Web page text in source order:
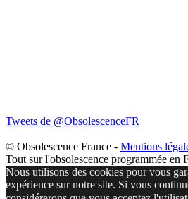
Tweets de @ObsolescenceFR
© Obsolescence France - Mentions
Tout sur l'obsolescence programmée en
Nous utilisons des cookies pour vous
expérience sur notre site. Si vous